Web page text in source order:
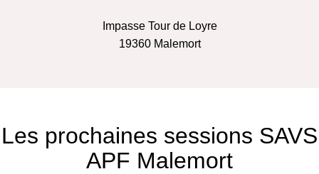
Impasse Tour de Loyre
19360 Malemort
Les prochaines sessions SAVS
APF Malemort